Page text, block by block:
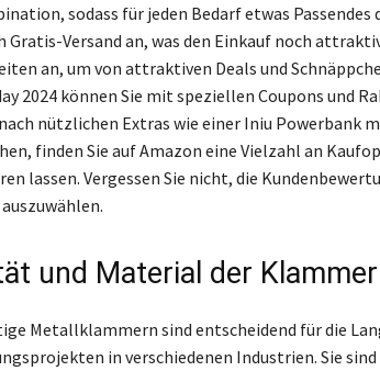
sodass für jeden Bedarf etwas
Gratis-Versand an, was den Einkauf noch
an, um von attraktiven Deals und
2024 können Sie mit speziellen Coupons und
nützlichen Extras wie einer Iniu Powerbank
finden Sie auf Amazon eine Vielzahl an
lassen. Vergessen Sie nicht, die
und Material der
Metallklammern sind entscheidend für die
in verschiedenen Industrien. Sie